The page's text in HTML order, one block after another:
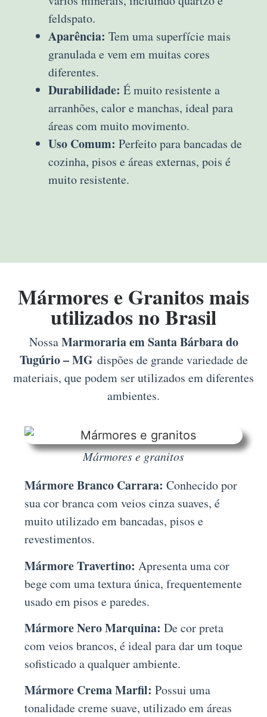
feldspato.
Aparência: Tem uma superfície mais
granulada e vem em muitas cores
diferentes.
Durabilidade: É muito resistente a
arranhões, calor e manchas, ideal para
áreas com muito movimento.
Uso Comum: Perfeito para bancadas de
cozinha, pisos e áreas externas, pois é
muito resistente.
Mármores e Granitos mais
utilizados no Brasil
NossaMarmoraria em Santa Bárbara do
Tugúrio – MG dispões de grande variedade de
materiais, que podem ser utilizados em diferentes
ambientes.
Mármores e granitos
Mármore Branco Carrara: Conhecido por
sua cor branca com veios cinza suaves, é
muito utilizado em bancadas, pisos e
revestimentos.
Mármore Travertino: Apresenta uma cor
bege com uma textura única, frequentemente
usado em pisos e paredes.
Mármore Nero Marquina: De cor preta
com veios brancos, é ideal para dar um toque
sofisticado a qualquer ambiente.
Mármore Crema Marfil: Possui uma
tonalidade creme suave, utilizado em áreas